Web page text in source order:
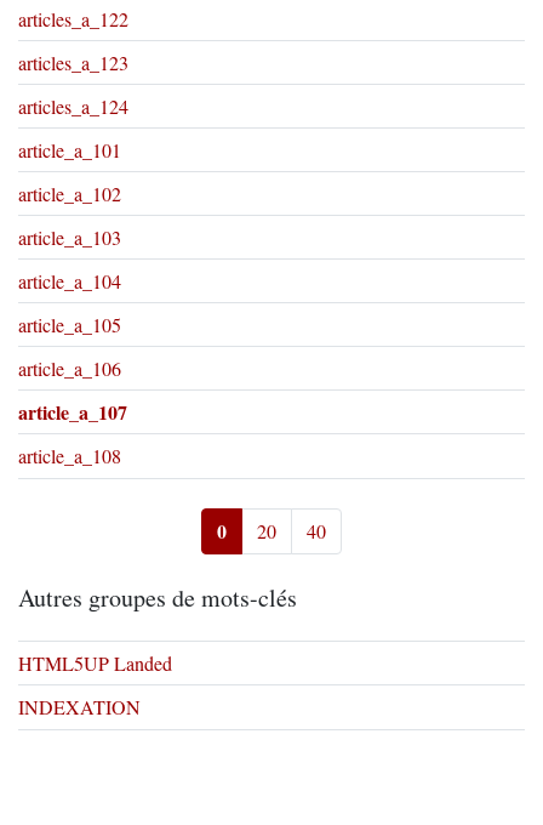
articles_a_122
articles_a_123
articles_a_124
article_a_101
article_a_102
article_a_103
article_a_104
article_a_105
article_a_106
article_a_107
article_a_108
0 20 40
Autres groupes de mots-clés
HTML5UP Landed
INDEXATION